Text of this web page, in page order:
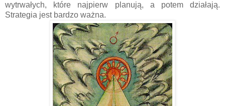
wytrwałych, które najpierw planują, a potem działają.
Strategia jest bardzo ważna.